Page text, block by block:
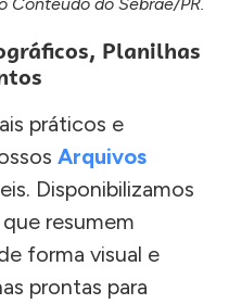
Planilhas
práticos e
Arquivos
Disponibilizamos
resumem
forma visual e
prontas para